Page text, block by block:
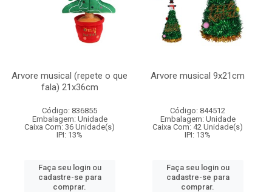
Arvore musical (repete o que
fala) 21x36cm
Código: 836855
Embalagem: Unidade
Caixa Com: 36 Unidade(s)
IPI: 13%
Faça seu login ou
cadastre-se para
comprar.
Arvore musical 9x21cm
Código: 844512
Embalagem: Unidade
Caixa Com: 42 Unidade(s)
IPI: 13%
Faça seu login ou
cadastre-se para
comprar.